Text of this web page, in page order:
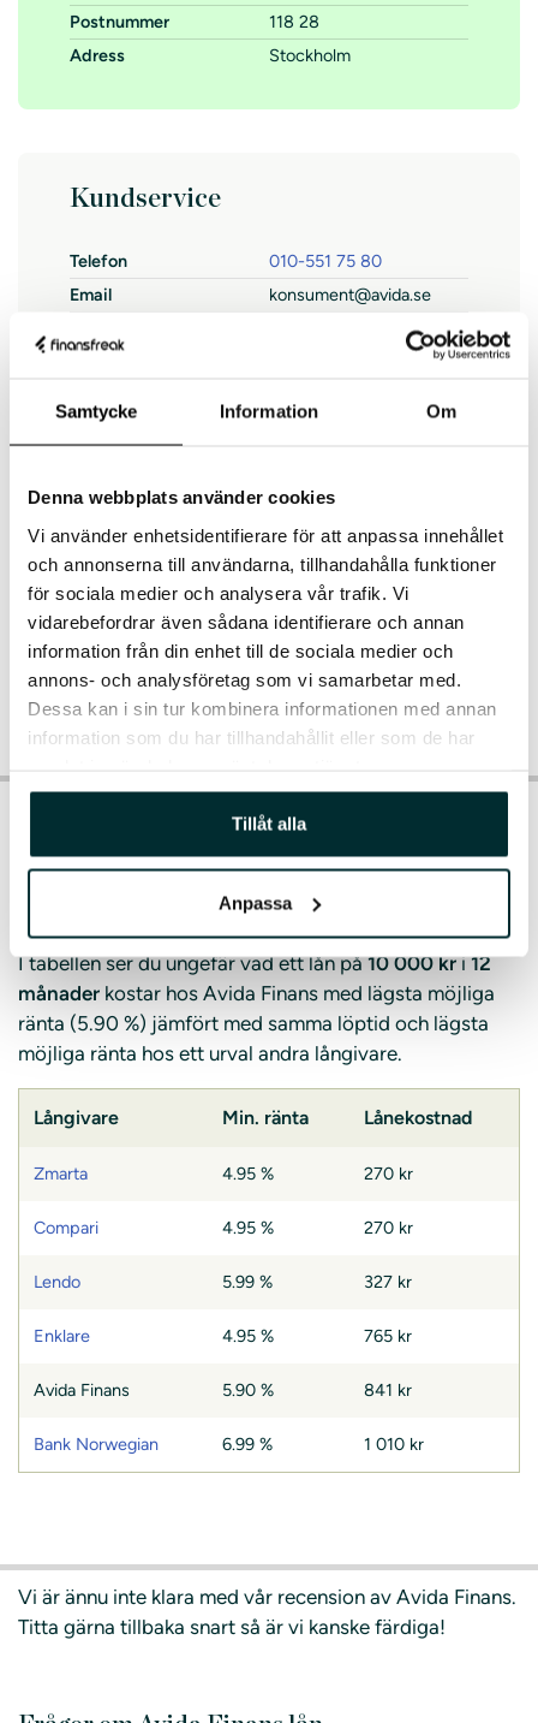
Samtycke Information Om
Denna webbplats använder cookies
Vi använder enhetsidentifierare för att anpassa innehållet
och annonserna till användarna, tillhandahålla funktioner
för sociala medier och analysera vår trafik. Vi
vidarebefordrar även sådana identifierare och annan
information från din enhet till de sociala medier och
annons- och analysföretag som vi samarbetar med.
Dessa kan i sin tur kombinera informationen med annan
information som du har tillhandahållit eller som de har
Tillåt alla
Anpassa
Postnummer
118 28
Adress
Stockholm
Kundservice
Telefon
010-551 75 80
Email
konsument@avida.se
Tisdag
09:00-15:00
Fredag
09:00-15:00
Lördag
–
Söndag
–
Så billiga är lån från Avida Finans
högre än hos andra långivare? Jämför själv!
I tabellen ser du ungefär vad ett lån på10 000 kri12
månader kostar hos Avida Finans med lägsta möjliga
ränta (5.90 %) jämfört med samma löptid och lägsta
möjliga ränta hos ett urval andra långivare.
Långivare Min. ränta Lånekostnad
Zmarta 4.95 % 270 kr
Compari 4.95 % 270 kr
Lendo 5.99 % 327 kr
Enklare 4.95 % 765 kr
Avida Finans 5.90 % 841 kr
Bank Norwegian 6.99 % 1 010 kr
Vi är ännu inte klara med vår recension av Avida Finans.
Titta gärna tillbaka snart så är vi kanske färdiga!